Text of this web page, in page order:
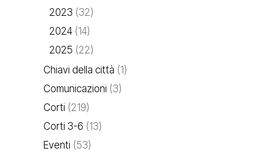
2023 (32)
2024 (14)
2025 (22)
Chiavi della città (1)
Comunicazioni (3)
Corti (219)
Corti 3-6 (13)
Eventi (53)